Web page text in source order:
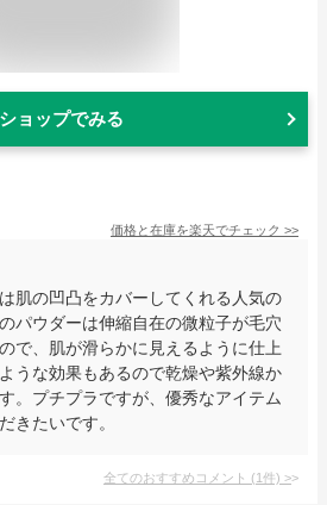
ショップでみる
価格と在庫を楽天でチェック >>
肌の凹凸をカバーしてくれる人気の
パウダーは伸縮自在の微粒子が毛穴
で、肌が滑らかに見えるように仕上
うな効果もあるので乾燥や紫外線か
。プチプラですが、優秀なアイテム
きたいです。
全てのおすすめコメント (1件) >